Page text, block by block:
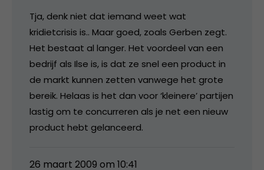
Tja, denk niet dat iemand weet wat
kridietcrisis is.. Maar goed, zoals Gerben zegt.
Het bestaat al langer. Het voordeel van een
bedrijf als Ilse is, is dat ze snel een product in
de markt kunnen zetten vanwege het grote
bereik. Helaas is het dan voor ‘kleinere’ partijen
lastig om te concurreren als je net een nieuw
product hebt gelanceerd.
26 maart 2009 om 10:41